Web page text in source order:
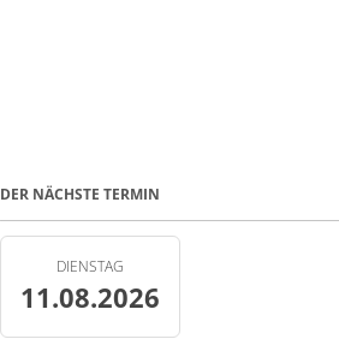
DER NÄCHSTE TERMIN
DIENSTAG
11.08.2026